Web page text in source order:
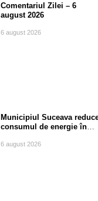
Comentariul Zilei – 6
august 2026
6 august 2026
Municipiul Suceava
consumul de energie în
6 august 2026